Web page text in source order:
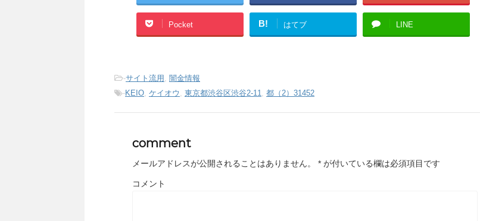
Pocket B! はてブ LINE
-サイト流用 , 闇金情報
-KEIO, ケイオウ , 東京都渋谷区渋谷2-11, 都（2）31452
comment
メールアドレスが公開されることはありません。 * が付いている欄は必須項目です
コメント